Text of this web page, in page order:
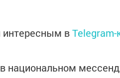
вTelegram-
национальном